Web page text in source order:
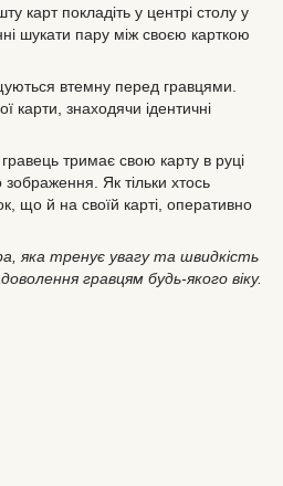
карт покладіть у центрі столу у
шукати пару між своєю карткою
втемну перед гравцями.
карти, знаходячи ідентичні
тримає свою карту в руці
Як тільки хтось
що й на своїй карті, оперативно
яка тренує увагу та швидкість
гравцям будь-якого віку.